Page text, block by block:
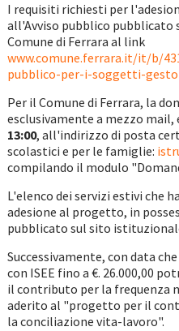
I requisiti richiesti per
all'Avviso pubblico
Comune di Ferrara al link
www.comune.ferrara.it/it/b/
pubblico-per-i-soggetti-
Per il Comune di Ferrara, la
esclusivamente a mezzo mail,
13:00, all'indirizzo di posta
scolastici e per le famiglie:
compilando il modulo
L'elenco dei servizi estivi che
adesione al progetto, in
pubblicato sul sito
Successivamente, con data
con ISEE fino a €. 26.000,00
il contributo per la frequenza
aderito al "progetto per il
la conciliazione vita-lavoro".